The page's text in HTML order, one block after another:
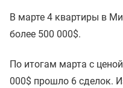
В марте 4 квартиры в
более 500 000$.
По итогам марта с
000$ прошло 6 сделок.